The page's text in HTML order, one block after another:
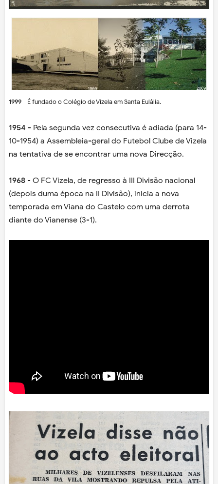
1999 - É fundado o Colégio de Vizela em Santa Eulália.
1954 - Pela segunda vez consecutiva é adiada (para 14-
10-1954) a Assembleia-geral do Futebol Clube de Vizela
na tentativa de se encontrar uma nova Direcção.
1968 - O FC Vizela, de regresso à III Divisão nacional
(depois duma época na II Divisão), inicia a nova
temporada em Viana do Castelo com uma derrota
diante do Vianense (3-1).